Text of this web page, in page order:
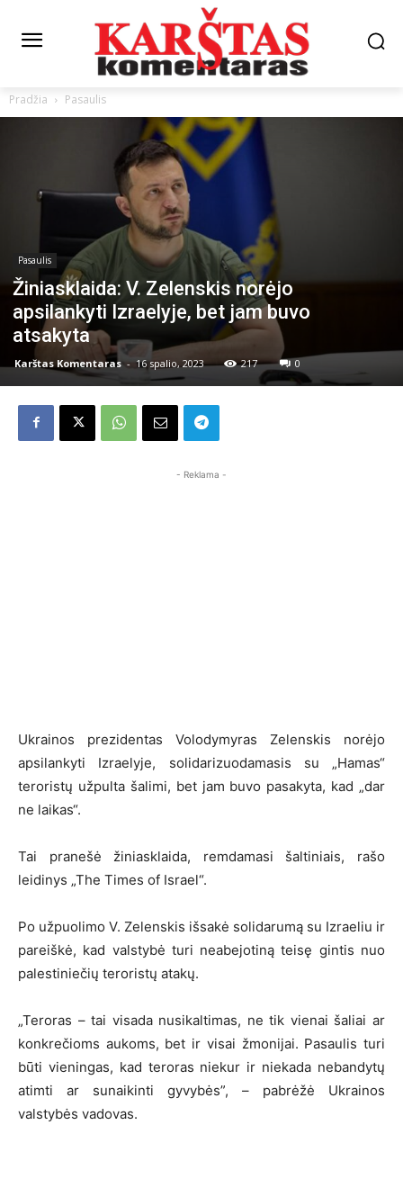
Pradžia Pasaulis
Pasaulis
Žiniasklaida: V. Zelenskis norėjo
apsilankyti Izraelyje, bet jam buvo
atsakyta
Karštas Komentaras - 16 spalio, 2023 217 0
- Reklama -
Ukrainos prezidentas Volodymyras Zelenskis norėjo
apsilankyti Izraelyje, solidarizuodamasis su „Hamas“
teroristų užpulta šalimi, bet jam buvo pasakyta, kad „dar
ne laikas“.
Tai pranešė žiniasklaida, remdamasi šaltiniais, rašo
leidinys „The Times of Israel“.
Po užpuolimo V. Zelenskis išsakė solidarumą su Izraeliu ir
pareiškė, kad valstybė turi neabejotiną teisę gintis nuo
palestiniečių teroristų atakų.
„Teroras – tai visada nusikaltimas, ne tik vienai šaliai ar
konkrečioms aukoms, bet ir visai žmonijai. Pasaulis turi
būti vieningas, kad teroras niekur ir niekada nebandytų
atimti ar sunaikinti gyvybės”, – pabrėžė Ukrainos
valstybės vadovas.